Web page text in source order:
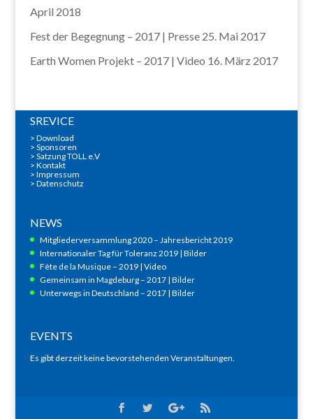
April 2018
Fest der Begegnung – 2017 | Presse 25. Mai 2017
Earth Women Projekt – 2017 | Video 16. März 2017
SREVICE
> Download
> Sponsoren
> Satzung TOLL e.V
> Kontakt
> Impressum
> Datenschutz
NEWS
Mitgliederversammlung 2020 – Jahresbericht 2019
Internationaler Tag für Toleranz 2019 | Bilder
Fète de la Musique – 2019 | Video
Gemeinsam in Magdeburg – 2017 | Bilder
Unterwegs in Deutschland – 2017 | Bilder
EVENTS
Es gibt derzeit keine bevorstehenden Veranstaltungen.